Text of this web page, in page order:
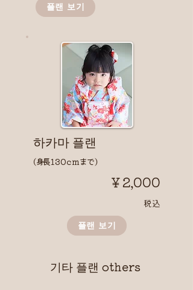
플랜 보기
​하카마 플랜
( 身長 1 3 0ｃｍ まで )
￥2,000
​税込
플랜 보기
기타 플랜 others